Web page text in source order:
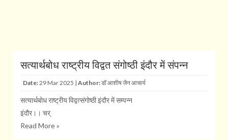
सत्यार्थबोध राष्ट्रीय विद्वत संगोष्ठी इंदौर में संपन्न
Date:29 Mar 2025 | Author:डॉ आशीष जैन आचार्य
सत्यार्थबोध राष्ट्रीय विद्वत्संगोष्ठी इंदौर में सम्पन्न
इंदौर।। चर्
Read More »